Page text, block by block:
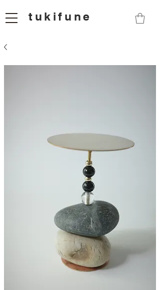
tukifune